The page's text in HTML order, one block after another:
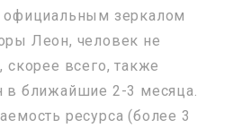
официальным зеркалом
Леон, человек не
всего, также
в ближайшие 2-3 месяца.
ресурса (более 3